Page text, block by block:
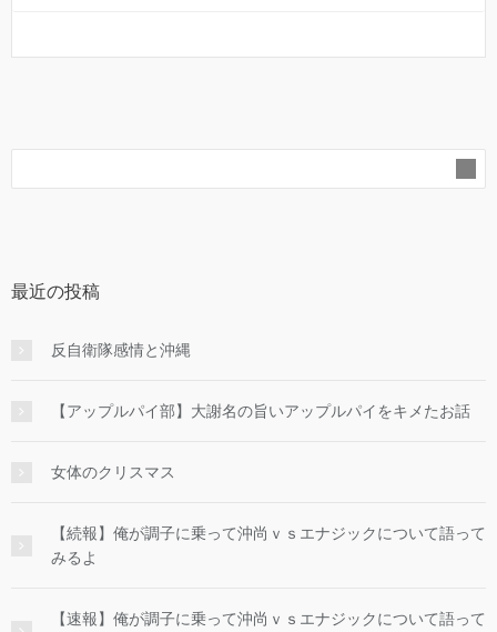
最近の投稿
反自衛隊感情と沖縄
【アップルパイ部】大謝名の旨いアップルパイをキメたお話
女体のクリスマス
【続報】俺が調子に乗って沖尚ｖｓエナジックについて語って
みるよ
【速報】俺が調子に乗って沖尚ｖｓエナジックについて語って